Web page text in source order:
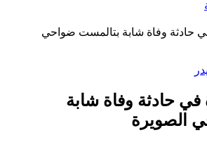
حادثة وفاة شابة بتالمست ضواحي
حادثة وفاة شابة
الصويرة